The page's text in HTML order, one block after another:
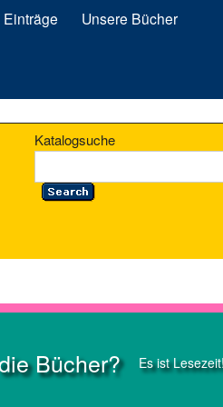
Einträge Unsere Bücher
Katalogsuche
Bücher? Es ist